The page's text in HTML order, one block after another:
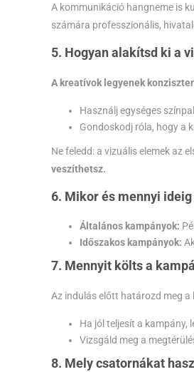
A kommunikáció hangneme is
számára professzionális,
5. Hogyan alakítsd ki a
A kreatívok legyenek
Használj egységes
Gondoskodj róla, hogy a
Ne feledd: a vizuális elemek az
veszíthetsz.
6. Mikor és mennyi
Általános kampányok:
Időszakos kampányok:
7. Mennyit költs a
Az indulás előtt határozd meg
Ha jól teljesít a kampány,
Vizsgáld meg a
8. Mely csatornákat